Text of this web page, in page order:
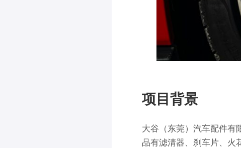
项目背景
大谷（东莞）汽车配件有
品有滤清器、刹车片、火